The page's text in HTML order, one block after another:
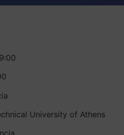
University of Athens